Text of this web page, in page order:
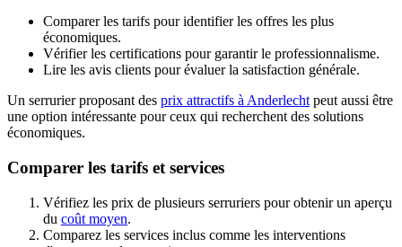
Comparer les tarifs pour identifier les offres les plus
économiques.
Vérifier les certifications pour garantir le professionnalisme.
Lire les avis clients pour évaluer la satisfaction générale.
Un serrurier proposant des prix attractifs à Anderlecht peut aussi être
une option intéressante pour ceux qui recherchent des solutions
économiques.
Comparer les tarifs et services
Vérifiez les prix de plusieurs serruriers pour obtenir un aperçu
du coût moyen.
Comparez les services inclus comme les interventions